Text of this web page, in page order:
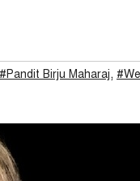
#Pandit Birju Maharaj,